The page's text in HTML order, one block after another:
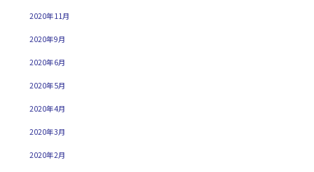
2020年11月
2020年9月
2020年6月
2020年5月
2020年4月
2020年3月
2020年2月